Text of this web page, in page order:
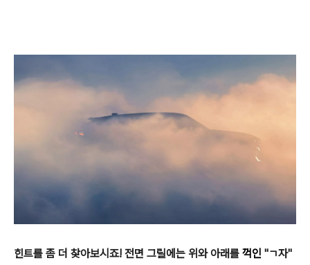
힌트를 좀 더 찾아보시죠! 전면 그릴에는 위와 아래를 꺽인 "ㄱ자"